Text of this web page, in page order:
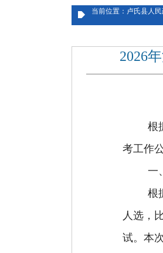
当前位置：卢氏县人民
2026
根
考工作
一
根
人选，
试。 本